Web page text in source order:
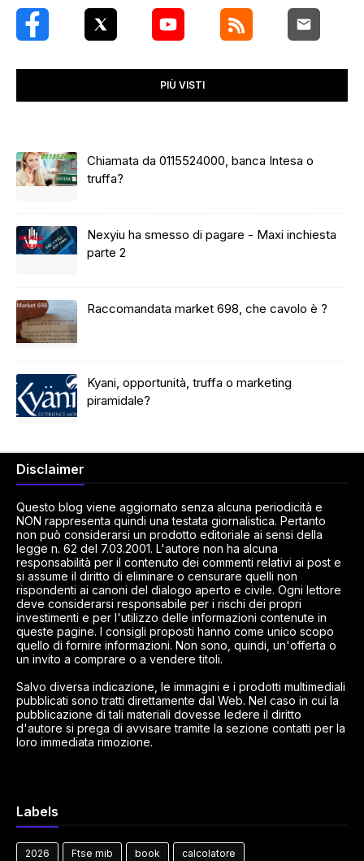
PIÙ VISTI
Chiamata da 0115524000, banca Intesa o
truffa?
Nexyiu ha smesso di pagare - Maxi inchiesta
parte 2
Raccomandata market 698, che cavolo è ?
Kyani, opportunità, truffa o marketing
piramidale?
Disclaimer
Questo blog viene aggiornato senza alcuna periodicità e
NON rappresenta quindi una testata giornalistica. Pertanto
non può considerarsi un prodotto editoriale ai sensi della
legge n. 62 del 7.03.2001. L'autore non ha alcuna
responsabilità per il contenuto dei commenti relativi ai post e
si assume il diritto di eliminare o censurare quelli non
rispondenti ai canoni del dialogo aperto e civile. Ogni lettore
deve considerarsi responsabile per i rischi dei propri
investimenti e per l'utilizzo delle informazioni contenute in
queste pagine. I consigli proposti hanno come unico scopo
quello di fornire informazioni. Non sono, quindi, un'offerta o
un invito a comprare o a vendere titoli.
Salvo diversa indicazione, le immagini e i prodotti multimediali
pubblicati sono tratti direttamente dal Web. Nel caso in cui la
pubblicazione di tali materiali dovesse ledere il diritto
d'autore si prega di avvisare tramite la sezione contatti per la
loro immediata rimozione.
Labels
2026 Ftse mib book calcolatore